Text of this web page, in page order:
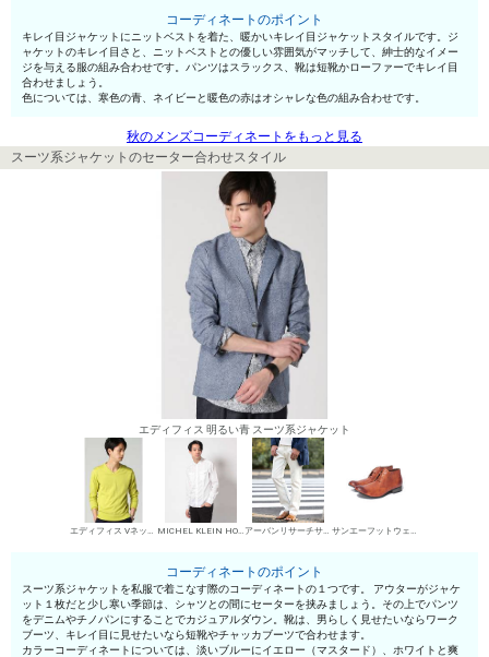
コーディネートのポイント
キレイ目ジャケットにニットベストを着た、暖かいキレイ目ジャケットスタイルです。ジ
ャケットのキレイ目さと、ニットベストとの優しい雰囲気がマッチして、紳士的なイメー
ジを与える服の組み合わせです。パンツはスラックス、靴は短靴かローファーでキレイ目
合わせましょう。
色については、寒色の青、ネイビーと暖色の赤はオシャレな色の組み合わせです。
秋のメンズコーディネートをもっと見る
スーツ系ジャケットのセーター合わせスタイル
エディフィス 明るい青 スーツ系ジャケット
エディフィス Vネックセーター MICHEL KLEIN HOMME シャツ アーバンリサーチサニーレーベル デニムパンツ・ジーンズ サンエーフットウェア 短靴・レザーシューズ
コーディネートのポイント
スーツ系ジャケットを私服で着こなす際のコーディネートの１つです。 アウターがジャケ
ット１枚だと少し寒い季節は、シャツとの間にセーターを挟みましょう。その上でパンツ
をデニムやチノパンにすることでカジュアルダウン。靴は、男らしく見せたいならワーク
ブーツ、キレイ目に見せたいなら短靴やチャッカブーツで合わせます。
カラーコーディネートについては、淡いブルーにイエロー（マスタード）、ホワイトと爽